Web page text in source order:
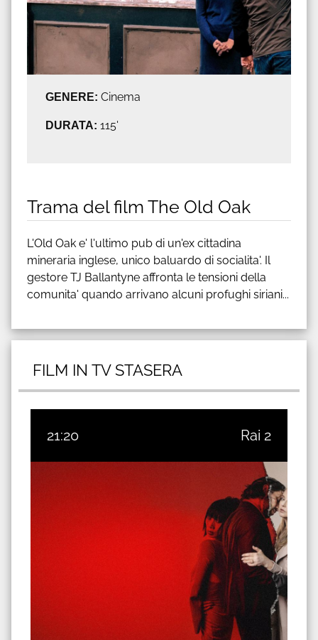
GENERE: Cinema
DURATA: 115'
Trama del film The Old Oak
L'Old Oak e' l'ultimo pub di un'ex cittadina
mineraria inglese, unico baluardo di socialita'. Il
gestore TJ Ballantyne affronta le tensioni della
comunita' quando arrivano alcuni profughi siriani...
FILM IN TV STASERA
21:20 Rai 2